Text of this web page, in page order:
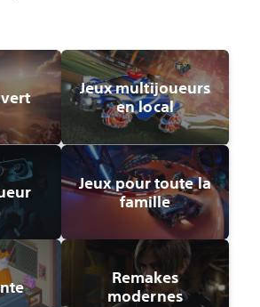
Jeux multijoueurs
en local
Jeux pour toute la
famille
Remakes
modernes